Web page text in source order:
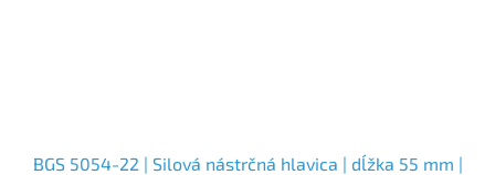
BGS 5054-22 | Silová nástrčná hlavica | dĺžka 55 mm |